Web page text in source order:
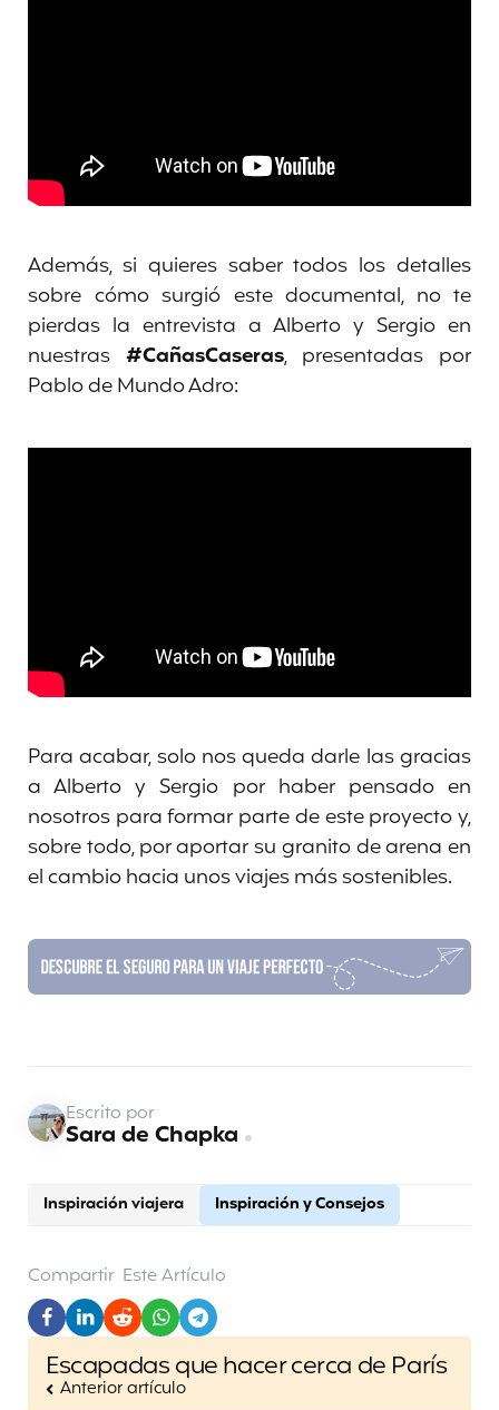
Además, si quieres saber todos los detalles
sobre cómo surgió este documental, no te
pierdas la entrevista a Alberto y Sergio en
nuestras #CañasCaseras, presentadas por
Pablo de Mundo Adro:
Para acabar, solo nos queda darle las gracias
a Alberto y Sergio por haber pensado en
nosotros para formar parte de este proyecto y,
sobre todo, por aportar su granito de arena en
el cambio hacia unos viajes más sostenibles.
Inspiración viajera Inspiración y Consejos
Escrito por
Sara de Chapka
Compartir Este Artículo
Post
navigation
Escapadas que hacer cerca de París
Anterior artículo